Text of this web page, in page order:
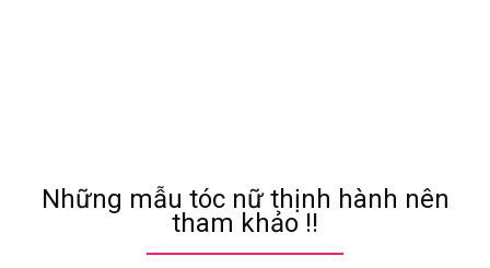
Những mẫu tóc nữ thịnh hành nên
tham khảo !!